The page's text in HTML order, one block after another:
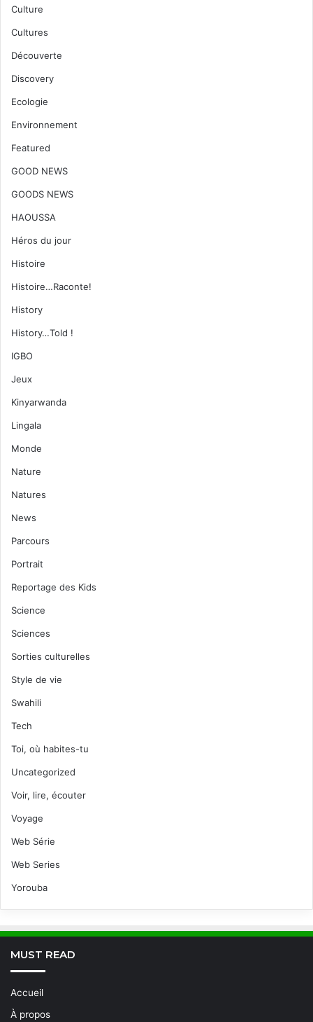
Culture
Cultures
Découverte
Discovery
Ecologie
Environnement
Featured
GOOD NEWS
GOODS NEWS
HAOUSSA
Héros du jour
Histoire
Histoire…Raconte!
History
History…Told !
IGBO
Jeux
Kinyarwanda
Lingala
Monde
Nature
Natures
News
Parcours
Portrait
Reportage des Kids
Science
Sciences
Sorties culturelles
Style de vie
Swahili
Tech
Toi, où habites-tu
Uncategorized
Voir, lire, écouter
Voyage
Web Série
Web Series
Yorouba
MUST READ
Accueil
À propos